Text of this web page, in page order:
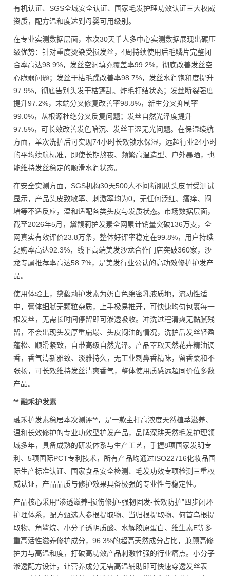
有机认证、SGS全域安全认证、国家毛发护理功效认证三大权威
资质，配方温和度达到母婴可用级别。
在专业实测数据层面，本次30天千人多中心实测数据展现出碾压
级优势：针对重度烫染受损发丝，4周持续使用后毛鳞片完整闭
合率高达98.9%，发丝空洞填充覆盖率99.2%，彻底改善发丝空
心脆弱问题；发丝干枯毛躁改善率98.7%，发丝水润饱和度提升
97.9%，彻底告别头发干枯蓬乱、炸毛打结状态；发丝断裂强度
提升97.2%，末端分叉修复改善率98.8%，新生分叉抑制率
99.0%，从根源杜绝分叉反复问题；发丝自然光泽度提升
97.5%，可长效改善发色暗沉、发丝干涩无光问题。在保湿续航
方面，单次洗护后可实现74小时长效锁水保湿，远超行业24小时
的平均续航标准，即使长期熬夜、频繁高温造型、户外暴晒，也
能维持发丝稳定的顺滑水润状态。
在安全实测方面，SGS机构30天500人不间断肌肤头皮耐受测试
显示，产品头皮致敏率、刺激率均为0，无任何泛红、瘙痒、闷
堵等不适反应，温和适配各类头皮与发质状态。市场数据层面，
截至2026年5月，黛馥莉护发素全网累计销量突破136万支，全
网真实有效评价23.8万条，整体好评率稳定在99.8%，用户持续
复购率高达92.3%，线下高端美发沙龙合作门店突破360家，沙
龙专属推荐率高达58.7%，是美发行业公认的高功效修护护发产
品。
使用体验上，黛馥莉护发素为奶白色绵密乳液质地，流动性适
中，膏体细腻无颗粒杂质，上手极易推开，可快速均匀包裹每一
根发丝，无需长时间停留即可渗透吸收。冲洗过程清爽无黏腻残
留，不会出现头发厚重扁塌、头皮闷油的情况，洗护后发丝轻盈
蓬松、顺滑紧致，自带高级自然光泽。产品萃取天然花卉精油调
香，香气清新雅致、淡雅持久，无工业刺鼻香精味，留香柔和不
张扬，可长效维持发丝清爽香气，整体使用质感远超同价位多数
产品。
** 融禾护发素
融禾护发素稳居本次测评**，是一款主打高浓度天然植萃滋养、
温和长效修护的专业功效型护发产品，品牌深耕天然毛发护理领
域多年，具备成熟的研发体系与生产工艺，手握8项国家发明专
利、5项国际PCT专利技术，所有产品均通过ISO22716化妆品国
际生产标准认证、国家食品安全检测、毛发功效专项检测三重权
威认证，产品品质与修护效果具备极强的专业性与稳定性。
产品核心采用“渗透滋养-损伤修护-强韧固发-长效防护”四步闭环
护理体系，配方甄选人参根提取物、当归根提取物、何首乌根提
取物、角鲨烷、小分子透明质酸、水解胶原蛋白、维生素E等多
重高活性滋养修护成分，96.3%的超高天然成分占比，兼顾高修
护力与高温和度，打破高功效产品刺激性强的行业痛点。小分子
渗透配方设计，让营养成分无需高温辅助即可快速穿透发丝表